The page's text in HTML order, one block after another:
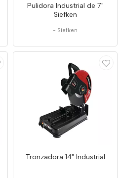
Pulidora Industrial de 7"
Siefken
- Siefken
Tronzadora 14" Industrial